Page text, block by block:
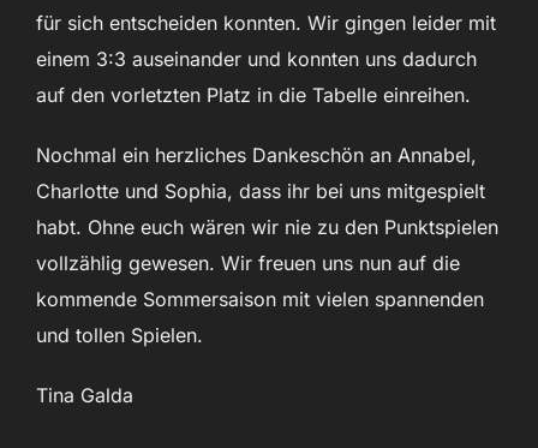
für sich entscheiden konnten. Wir gingen leider mit
einem 3:3 auseinander und konnten uns dadurch
auf den vorletzten Platz in die Tabelle einreihen.
Nochmal ein herzliches Dankeschön an Annabel,
Charlotte und Sophia, dass ihr bei uns mitgespielt
habt. Ohne euch wären wir nie zu den Punktspielen
vollzählig gewesen. Wir freuen uns nun auf die
kommende Sommersaison mit vielen spannenden
und tollen Spielen.
Tina Galda